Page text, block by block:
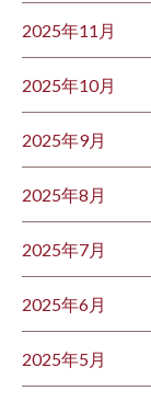
2025年11月
2025年10月
2025年9月
2025年8月
2025年7月
2025年6月
2025年5月